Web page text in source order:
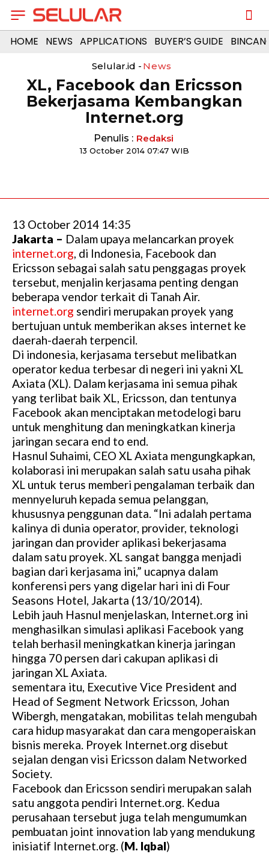
HOME NEWS APPLICATIONS BUYER’S GUIDE
Selular.id - News
XL, Facebook dan Ericsson
Bekerjasama Kembangkan
Internet.org
Penulis : Redaksi
13 October 2014 07:47 WIB
13 October 2014 14:35
Jakarta – Dalam upaya melancarkan proyek
internet.org, di Indonesia, Facebook dan
Ericsson sebagai salah satu penggagas proyek
tersebut, menjalin kerjasama penting dengan
beberapa vendor terkait di Tanah Air.
internet.org sendiri merupakan proyek yang
bertujuan untuk memberikan akses internet ke
daerah-daerah terpencil.
Di indonesia, kerjasama tersebut melibatkan
operator kedua terbesar di negeri ini yakni XL
Axiata (XL). Dalam kerjasama ini semua pihak
yang terlibat baik XL, Ericsson, dan tentunya
Facebook akan menciptakan metodelogi baru
untuk menghitung dan meningkatkan kinerja
jaringan secara end to end.
Hasnul Suhaimi, CEO XL Axiata mengungkapkan,
kolaborasi ini merupakan salah satu usaha pihak
XL untuk terus memberi pengalaman terbaik dan
mennyeluruh kepada semua pelanggan,
khususnya penggunan data. “Ini adalah pertama
kalinya di dunia operator, provider, teknologi
jaringan dan provider aplikasi bekerjasama
dalam satu proyek. XL sangat bangga menjadi
bagian dari kerjasama ini,” ucapnya dalam
konferensi pers yang digelar hari ini di Four
Seasons Hotel, Jakarta (13/10/2014).
Lebih jauh Hasnul menjelaskan, Internet.org ini
menghasilkan simulasi aplikasi Facebook yang
telah berhasil meningkatkan kinerja jaringan
hingga 70 persen dari cakupan aplikasi di
jaringan XL Axiata.
sementara itu, Executive Vice President and
Head of Segment Network Ericsson, Johan
Wibergh, mengatakan, mobilitas telah mengubah
cara hidup masyarakat dan cara mengoperaiskan
bisnis mereka. Proyek Internet.org disebut
sejalan dengan visi Ericsson dalam Networked
Society.
Facebook dan Ericsson sendiri merupakan salah
satu anggota pendiri Internet.org. Kedua
perusahaan tersebut juga telah mengumumkan
pembuatan joint innovation lab yang mendukung
inisiatif Internet.org. (M. Iqbal)